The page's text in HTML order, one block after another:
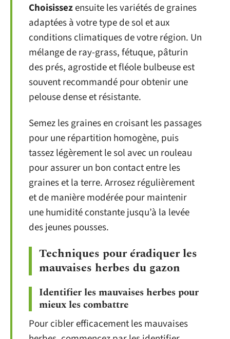
Choisissezensuite les variétés de graines
adaptées à votre type de sol et aux
conditions climatiques de votre région. Un
mélange de ray-grass, fétuque, pâturin
des prés, agrostide et fléole bulbeuse est
souvent recommandé pour obtenir une
pelouse dense et résistante.
Semez les graines en croisant les passages
pour une répartition homogène, puis
tassez légèrement le sol avec un rouleau
pour assurer un bon contact entre les
graines et la terre. Arrosez régulièrement
et de manière modérée pour maintenir
une humidité constante jusqu’à la levée
des jeunes pousses.
Techniques pour éradiquer les
mauvaises herbes du gazon
Identifier les mauvaises herbes pour
mieux les combattre
Pour cibler efficacement les mauvaises